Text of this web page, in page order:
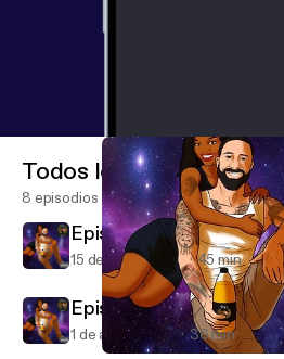
Todos los episodios
8 episodios
Episode 8 (Pump Party)
15 de abr de 2019 45 min
Episode 7 (Scratch
1 de abr de 2019 36 min